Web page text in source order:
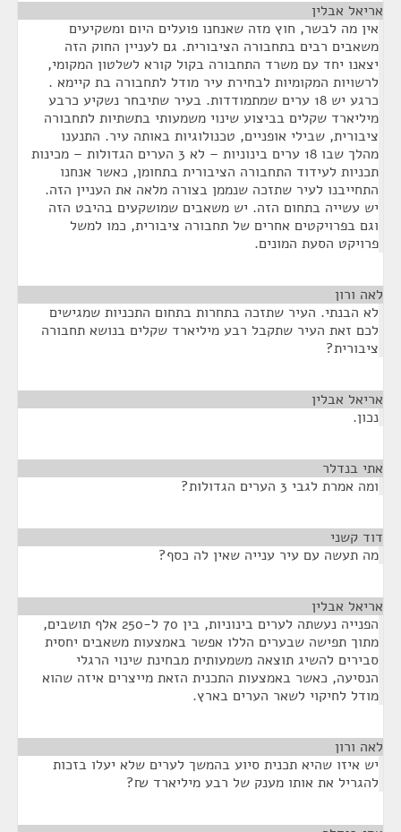
אריאל אבלין
אין מה לבשר, חוץ מזה שאנחנו פועלים היום ומשקיעים
משאבים רבים בתחבורה הציבורית. גם לעניין החוק הזה
יצאנו יחד עם משרד התחבורה בקול קורא לשלטון המקומי,
לרשויות המקומיות לבחירת עיר מודל לתחבורה בת קיימא .
כרגע יש 18 ערים שמתמודדות. בעיר שתיבחר נשקיע כרבע
מיליארד שקלים בביצוע שינוי משמעותי בתשתיות לתחבורה
ציבורית, שבילי אופניים, טכנולוגיות באותה עיר. התנענו
מהלך שבו 18 ערים בינוניות – לא 3 הערים הגדולות – מכינות
תכניות לעידוד התחבורה הציבורית בתחומן, כאשר אנחנו
התחייבנו לעיר שתזכה שנממן בצורה מלאה את העניין הזה.
יש עשייה בתחום הזה. יש משאבים שמושקעים בהיבט הזה
וגם בפרויקטים אחרים של תחבורה ציבורית, כמו למשל
פרויקט הסעת המונים.
לאה ורון
לא הבנתי. העיר שתזכה בתחרות בתחום התכניות שמגישים
לכם זאת העיר שתקבל רבע מיליארד שקלים בנושא תחבורה
ציבורית?
אריאל אבלין
נכון.
אתי בנדלר
ומה אמרת לגבי 3 הערים הגדולות?
דוד קשני
מה תעשה עם עיר ענייה שאין לה כסף?
אריאל אבלין
הפנייה נעשתה לערים בינוניות, בין 70 ל-250 אלף תושבים,
מתוך תפישה שבערים הללו אפשר באמצעות משאבים יחסית
סבירים להשיג תוצאה משמעותית מבחינת שינוי הרגלי
הנסיעה, כאשר באמצעות התכנית הזאת מייצרים איזה שהוא
מודל לחיקוי לשאר הערים בארץ.
לאה ורון
יש איזו שהיא תכנית סיוע בהמשך לערים שלא יעלו בזכות
להגריל את אותו מענק של רבע מיליארד ₪?